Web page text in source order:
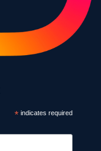
*indicates required